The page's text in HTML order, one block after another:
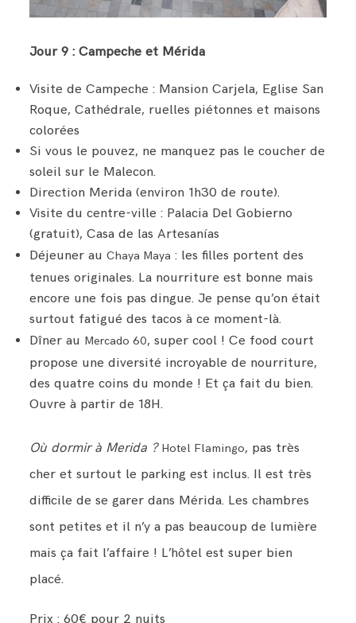
Jour 9 : Campeche et Mérida
Visite de Campeche : Mansion Carjela, Eglise San
Roque, Cathédrale, ruelles piétonnes et maisons
colorées
Si vous le pouvez, ne manquez pas le coucher de
soleil sur le Malecon.
Direction Merida (environ 1h30 de route).
Visite du centre-ville : Palacia Del Gobierno
(gratuit), Casa de las Artesanías
Déjeuner auChaya Maya : les filles portent des
tenues originales. La nourriture est bonne mais
encore une fois pas dingue. Je pense qu’on était
surtout fatigué des tacos à ce moment-là.
Dîner au Mercado 60, super cool ! Ce food court
propose une diversité incroyable de nourriture,
des quatre coins du monde ! Et ça fait du bien.
Ouvre à partir de 18H.
Où dormir à Merida ? Hotel Flamingo, pas très
cher et surtout le parking est inclus. Il est très
difficile de se garer dans Mérida. Les chambres
sont petites et il n’y a pas beaucoup de lumière
mais ça fait l’affaire ! L’hôtel est super bien
placé.
Prix : 60€ pour 2 nuits